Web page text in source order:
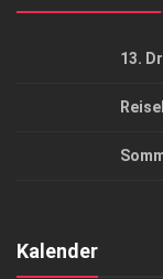
13.
Kalender